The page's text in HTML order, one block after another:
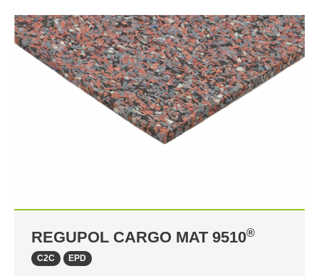
REGUPOL CARGO MAT 9510®
C2C EPD